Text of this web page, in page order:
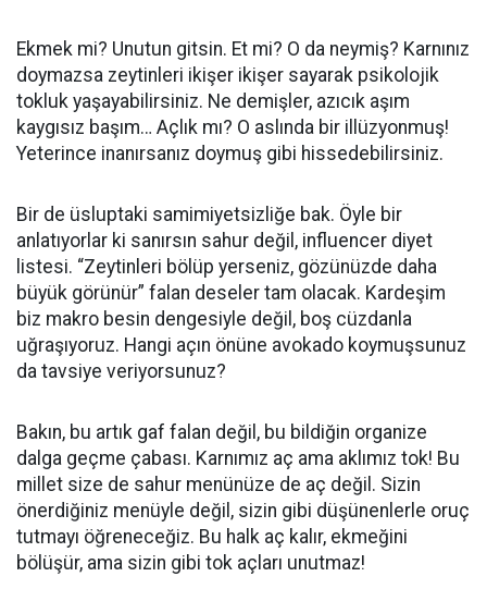
Ekmek mi? Unutun gitsin. Et mi? O da neymiş? Karnınız
doymazsa zeytinleri ikişer ikişer sayarak psikolojik
tokluk yaşayabilirsiniz. Ne demişler, azıcık aşım
kaygısız başım… Açlık mı? O aslında bir illüzyonmuş!
Yeterince inanırsanız doymuş gibi hissedebilirsiniz.
Bir de üsluptaki samimiyetsizliğe bak. Öyle bir
anlatıyorlar ki sanırsın sahur değil, influencer diyet
listesi. “Zeytinleri bölüp yerseniz, gözünüzde daha
büyük görünür” falan deseler tam olacak. Kardeşim
biz makro besin dengesiyle değil, boş cüzdanla
uğraşıyoruz. Hangi açın önüne avokado koymuşsunuz
da tavsiye veriyorsunuz?
Bakın, bu artık gaf falan değil, bu bildiğin organize
dalga geçme çabası. Karnımız aç ama aklımız tok! Bu
millet size de sahur menünüze de aç değil. Sizin
önerdiğiniz menüyle değil, sizin gibi düşünenlerle oruç
tutmayı öğreneceğiz. Bu halk aç kalır, ekmeğini
bölüşür, ama sizin gibi tok açları unutmaz!